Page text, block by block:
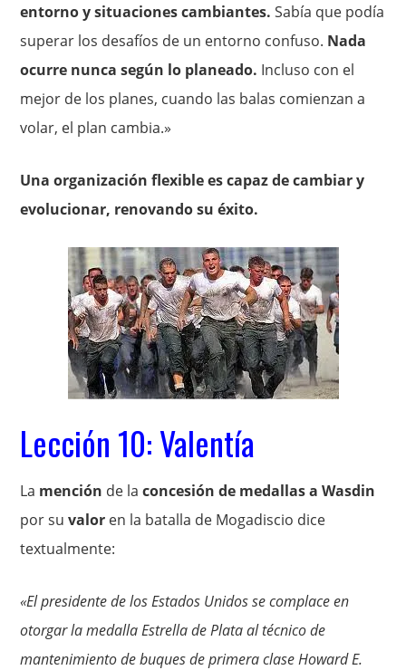
entorno y situaciones cambiantes.Sabía que podía
superar los desafíos de un entorno confuso. Nada
ocurre nunca según lo planeado. Incluso con el
mejor de los planes, cuando las balas comienzan a
volar, el plan cambia.»
Una organización flexible es capaz de cambiar y
evolucionar, renovando su éxito.
Lección 10: Valentía
La mención de laconcesión de medallas a Wasdin
por suvalor en la batalla de Mogadiscio dice
textualmente:
«El presidente de los Estados Unidos se complace en
otorgar la medalla Estrella de Plata al técnico de
mantenimiento de buques de primera clase Howard E.